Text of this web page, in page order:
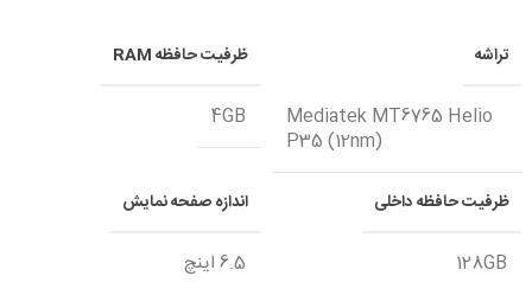
تراشه
Mediatek MT6765 Helio
P35 (12nm)
ظرفیت حافظه RAM
4GB
ظرفیت حافظه داخلی
128GB
اندازه صفحه نمایش
6.5 اینچ